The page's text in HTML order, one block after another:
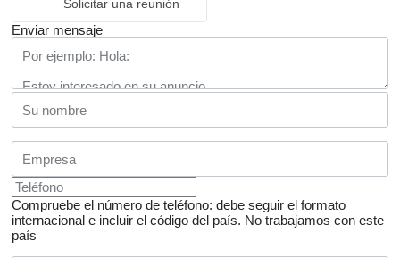
Solicitar una reunión
Enviar mensaje
Compruebe el número de teléfono: debe seguir el formato
internacional e incluir el código del país. No trabajamos con este
país